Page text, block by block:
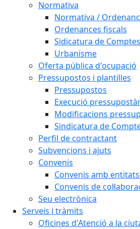
Normativa
Normativa /
Ordenances fiscals
Sidicatura de Comptes
Urbanisme
Oferta pública d'ocupació
Pressupostos i plantilles
Pressupostos
Execució
Modificacions
Sindicatura de
Perfil de contractant
Subvencions i ajuts
Convenis
Convenis amb
Convenis de
Seu electrònica
Serveis i tràmits
Oficines d'Atenció a la